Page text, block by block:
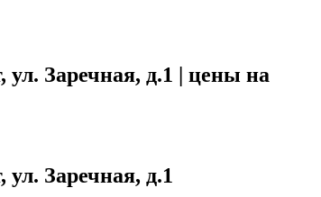
Заречная, д.1 | цены на
Заречная, д.1